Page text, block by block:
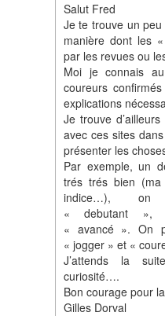
Salut Fred
Je te trouve un
manière dont les
par les revues ou
Moi je connais
coureurs
explications
Je trouve
avec ces sites
présenter les
Par exemple, un
trés trés bien (ma
indice…),
« debutant »,
« avancé ». On
« jogger » et «
J’attends la
curiosité….
Bon courage pour
Gilles Dorval